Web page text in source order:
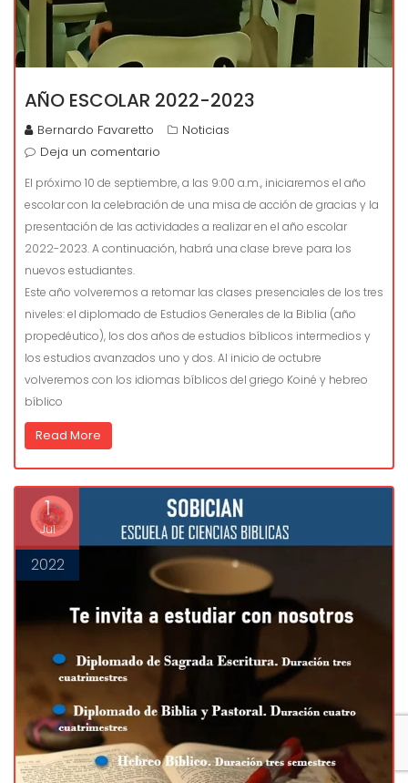
AÑO ESCOLAR 2022-2023
Bernardo Favaretto
Noticias
Deja un comentario
El próximo 10 de septiembre, a las 9:00 a.m., iniciaremos el año
escolar con la celebración de una misa de acción de gracias y la
presentación de las actividades a realizar en el año escolar
2022-2023. A continuación, habrá una clase breve para los
nuevos estudiantes.
Este año volveremos a retomar las clases presenciales de los tres
niveles: el diplomado de Estudios Generales de la Biblia (año
propedéutico), los dos años de estudios bíblicos intermedios y
los estudios avanzados uno y dos. Al inicio de octubre
volveremos con los idiomas bíblicos del griego Koiné y hebreo
bíblico
Read More
1
Jul
2022